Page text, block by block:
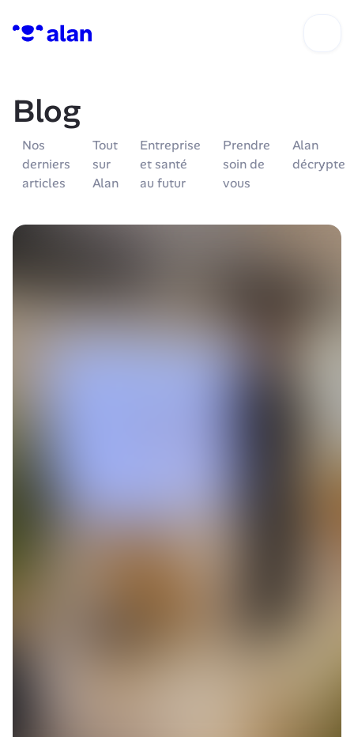
Blog
Nos
derniers
articles
Tout
sur
Alan
Entreprise
et santé
au futur
Prendre
soin de
vous
Alan
décrypte